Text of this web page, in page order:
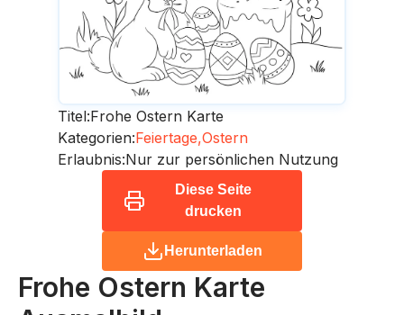
Titel:Frohe Ostern Karte
Kategorien:Feiertage,Ostern
Erlaubnis:Nur zur persönlichen Nutzung
Diese Seite
drucken
Herunterladen
Frohe Ostern Karte